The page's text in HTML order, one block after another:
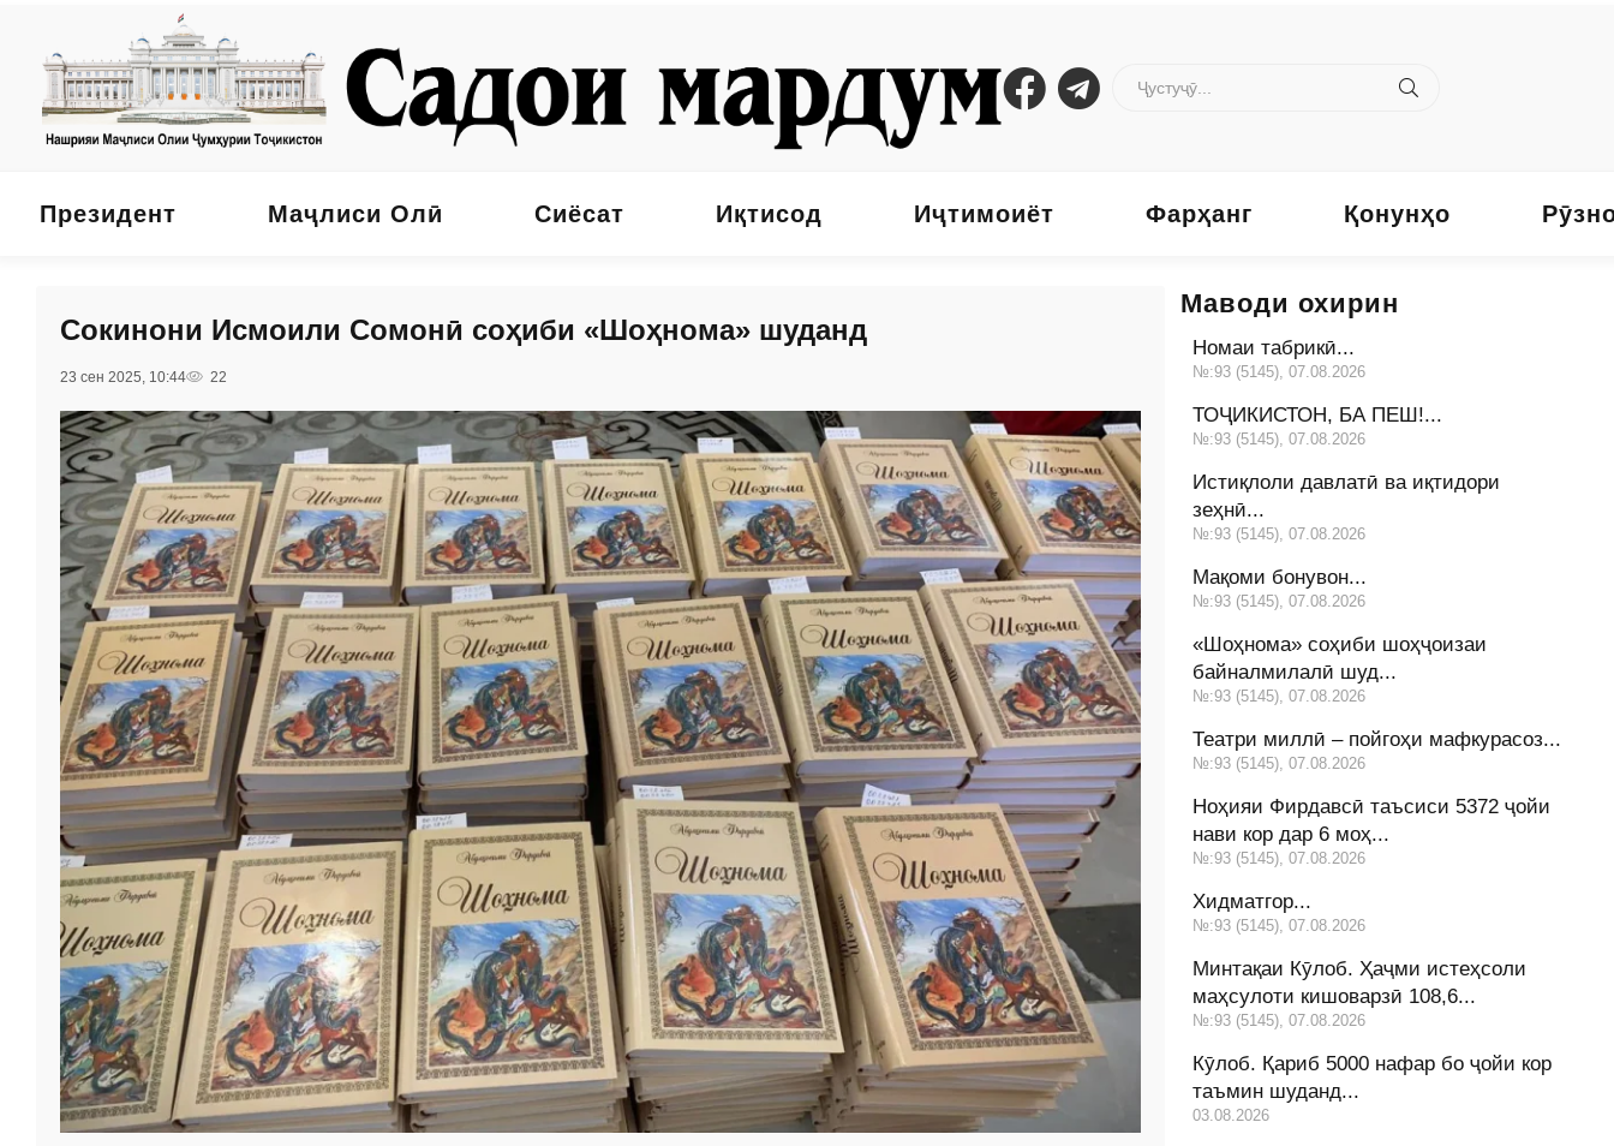
Президент Маҷлиси Олӣ Сиёсат Иқтисод Иҷтимоиёт Фарҳанг Қонунҳо
Сокинони Исмоили Сомонӣ соҳиби «Шоҳнома» шуданд
23 сен 2025, 10:44 22
Маводи охирин
Номаи табрикӣ...
№:93 (5145), 07.08.2026
ТОҶИКИСТОН, БА ПЕШ!...
№:93 (5145), 07.08.2026
Истиқлоли давлатӣ ва иқтидори
зеҳнӣ...
№:93 (5145), 07.08.2026
Мақоми бонувон...
№:93 (5145), 07.08.2026
«Шоҳнома» соҳиби шоҳҷоизаи
байналмилалӣ шуд...
№:93 (5145), 07.08.2026
Театри миллӣ – пойгоҳи мафкурасоз...
№:93 (5145), 07.08.2026
Ноҳияи Фирдавсӣ таъсиси 5372 ҷойи
нави кор дар 6 моҳ...
№:93 (5145), 07.08.2026
Хидматгор...
№:93 (5145), 07.08.2026
Минтақаи Кӯлоб. Ҳаҷми истеҳсоли
маҳсулоти кишоварзӣ 108,6...
№:93 (5145), 07.08.2026
Кӯлоб. Қариб 5000 нафар бо ҷойи кор
таъмин шуданд...
03.08.2026